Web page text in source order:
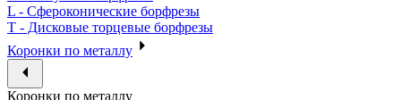
L - Сфероконические борфрезы
T - Дисковые торцевые борфрезы
Коронки по металлу
Коронки по металлу